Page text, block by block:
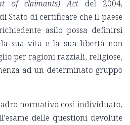
of claimants) Actdel 2004,
Stato di certificare che il paese
asilo possa definirsi
la sua vita e la sua libertà non
per ragioni razziali, religiose,
ad un determinato gruppo
normativo così individuato,
delle questioni devolute